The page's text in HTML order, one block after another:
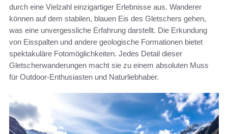
durch eine Vielzahl einzigartiger Erlebnisse aus. Wanderer
können auf dem stabilen, blauen Eis des Gletschers gehen,
was eine unvergessliche Erfahrung darstellt. Die Erkundung
von Eisspalten und andere geologische Formationen bietet
spektakuläre Fotomöglichkeiten. Jedes Detail dieser
Gletscherwanderungen macht sie zu einem absoluten Muss
für Outdoor-Enthusiasten und Naturliebhaber.